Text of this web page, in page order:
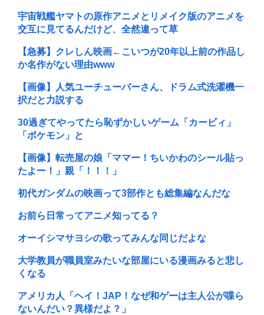
宇宙戦艦ヤマトの原作アニメとリメイク版のアニメを
交互に見てるんだけど、全然違って草
【急募】クレしん映画←こいつが20年以上前の作品し
か名作がない理由www
【画像】人気ユーチューバーさん、ドラム式洗濯機一
択だと力説する
30過ぎてやってたら恥ずかしいゲーム「カービィ」
「ポケモン」と
【画像】転売屋の娘「ママー！ちいかわのシール貼っ
たよー！」親「！！！」
初代ガンダムの映画って3部作とも総集編なんだな
お前ら日常ってアニメ知ってる？
オーイシマサヨシの歌ってみんな同じだよな
大学教員が職員室みたいな部屋にいる漫画みると悲し
くなる
アメリカ人「ヘイ！JAP！なぜ和ゲーは主人公が喋ら
ないんだい？異様だよ？」